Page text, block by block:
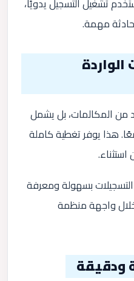
تشغيل التسجيل يدويًا،
مهمة.
من المكالمات، بل يشمل
هذا يوفر تغطية كاملة
بسهولة ومعرفة
واجهة منظمة
ودقيقة